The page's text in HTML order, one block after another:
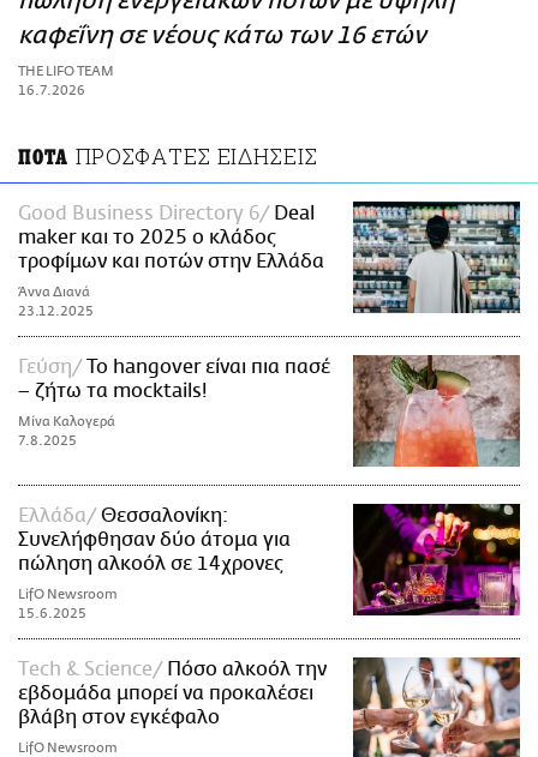
ΑΜΠΑ
PRINT
καφεΐνη σε νέους κάτω των 16 ετών
THE LIFO TEAM
16.7.2026
ΠΟΤΑ ΠΡΟΣΦΑΤΕΣ ΕΙΔΗΣΕΙΣ
Good Business Directory 6
Deal
maker και το 2025 ο κλάδος
τροφίμων και ποτών στην Ελλάδα
Άννα Διανά
23.12.2025
Γεύση
Το hangover είναι πια πασέ
– ζήτω τα mocktails!
Μίνα Καλογερά
7.8.2025
Ελλάδα
Θεσσαλονίκη:
Συνελήφθησαν δύο άτομα για
πώληση αλκοόλ σε 14χρονες
LifO Newsroom
15.6.2025
Τech & Science
Πόσο αλκοόλ την
εβδομάδα μπορεί να προκαλέσει
βλάβη στον εγκέφαλο
LifO Newsroom